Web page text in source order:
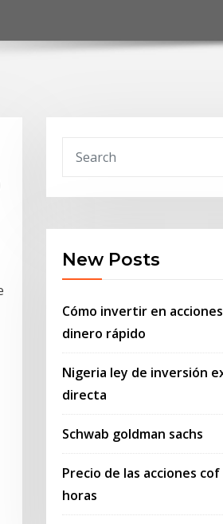
New Posts
Cómo invertir en
dinero rápido
Nigeria ley de inversión
directa
Schwab goldman sachs
Precio de las acciones
horas